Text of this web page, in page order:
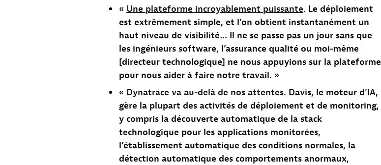
« Une plateforme incroyablement puissante. Le déploiement
est extrêmement simple, et l’on obtient instantanément un
haut niveau de visibilité… Il ne se passe pas un jour sans que
les ingénieurs software, l’assurance qualité ou moi-même
[directeur technologique] ne nous appuyions sur la plateforme
pour nous aider à faire notre travail. »
« Dynatrace va au-delà de nos attentes. Davis, le moteur d’IA,
gère la plupart des activités de déploiement et de monitoring,
y compris la découverte automatique de la stack
technologique pour les applications monitorées,
l’établissement automatique des conditions normales, la
détection automatique des comportements anormaux,